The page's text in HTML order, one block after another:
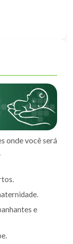
onde você será
e